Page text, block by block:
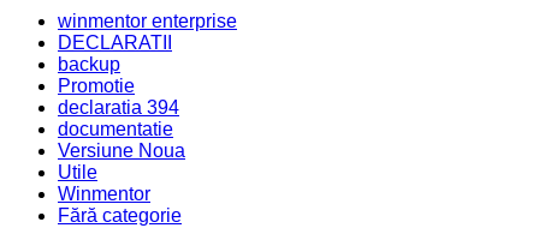
winmentor enterprise
DECLARATII
backup
Promotie
declaratia 394
documentatie
Versiune Noua
Utile
Winmentor
Fără categorie